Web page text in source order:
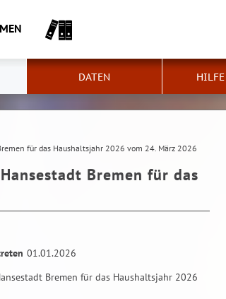
DATEN
für das Haushaltsjahr 2026 vom 24. März 2026
Bremen für das
01.01.2026
Bremen für das Haushaltsjahr 2026